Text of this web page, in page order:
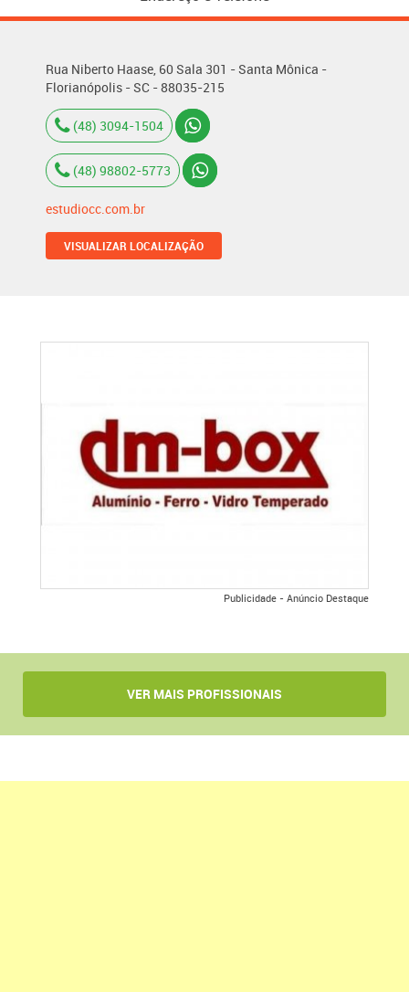
Rua Niberto Haase, 60 Sala 301 - Santa Mônica -
Florianópolis - SC - 88035-215
(48) 3094-1504
(48) 98802-5773
estudiocc.com.br
VISUALIZAR LOCALIZAÇÃO
Publicidade - Anúncio Destaque
VER MAIS PROFISSIONAIS